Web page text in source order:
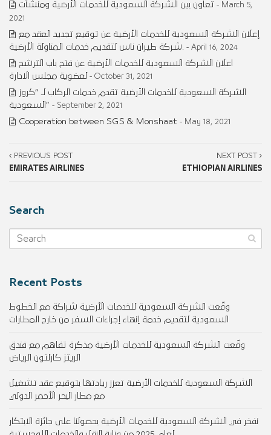
تعاون بين الشركة السعودية للخدمات الأرضية ومنشآت - March 5,
2021
إعلان الشركة السعودية للخدمات الأرضية عن توقيع تجديد العقد مع
- April 16, 2024
اعلان الشركة السعودية للخدمات الأرضية عن فتح باب الترشح
لعضوية مجلس الادارة
- October 31, 2021
الشركة السعودية للخدمات الأرضية تقدم خدمات الركاب لـ “كروز
السعودية” - September 2, 2021
Cooperation between SGS & Monshaat - May 18, 2021
PREVIOUS POST
EMIRATES AIRLINES
NEXT POST
ETHIOPIAN AIRLINES
Search
Recent Posts
وقّعت الشركة السعودية للخدمات الأرضية شراكة مع الخطوط
السعودية لتقديم خدمة إنهاء إجراءات السفر من خارج المطارات
وقّعت الشركة السعودية للخدمات الأرضية مذكرة تفاهم مع فندق
الريتز كارلتون الرياض
الشركة السعودية للخدمات الأرضية تعزز ريادتها بتوقيع عقد تشغيل
مع مطار البحر الأحمر الدولي
نفخر في الشركة السعودية للخدمات الأرضية بحصولنا على جائزة الابتكار